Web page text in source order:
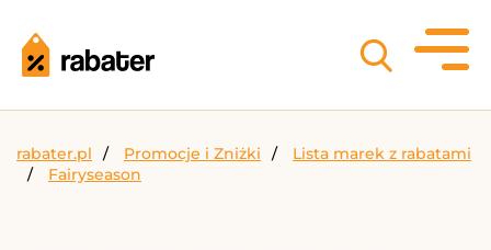
rabater.pl Promocje i Zniżki
Lista marek z rabatami
Fairyseason